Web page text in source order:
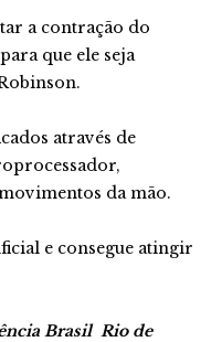
a contração do
que ele seja
através de
da mão.
e consegue atingir
Brasil Rio de